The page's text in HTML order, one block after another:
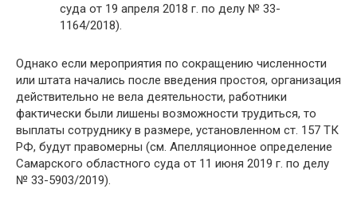
суда от 19 апреля 2018 г. по делу № 33-
1164/2018).
Однако если мероприятия по сокращению численности
или штата начались после введения простоя, организация
действительно не вела деятельности, работники
фактически были лишены возможности трудиться, то
выплаты сотруднику в размере, установленном ст. 157 ТК
РФ, будут правомерны (см. Апелляционное определение
Самарского областного суда от 11 июня 2019 г. по делу
№ 33-5903/2019).